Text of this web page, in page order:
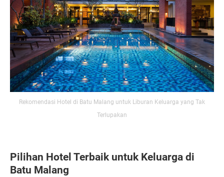
Rekomendasi Hotel di Batu Malang untuk Liburan Keluarga yang Tak
Terlupakan
Pilihan Hotel Terbaik untuk Keluarga di
Batu Malang